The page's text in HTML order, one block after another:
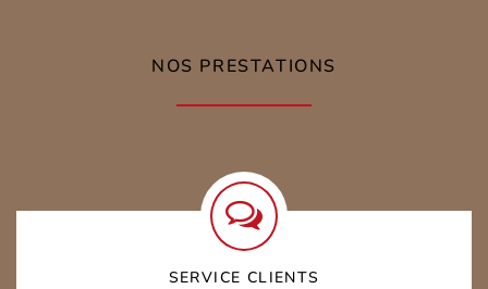
NOS PRESTATIONS
SERVICE CLIENTS